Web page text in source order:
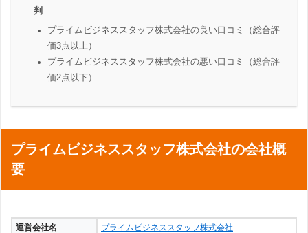
判
プライムビジネススタッフ株式会社の良い口コミ（総合評
価3点以上）
プライムビジネススタッフ株式会社の悪い口コミ（総合評
価2点以下）
プライムビジネススタッフ株式会社の会社概
要
運営会社名
プライムビジネススタッフ株式会社